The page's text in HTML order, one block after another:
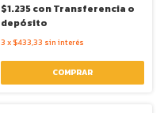
$1.235conTransferencia o
depósito
3 x $433,33 sin interés